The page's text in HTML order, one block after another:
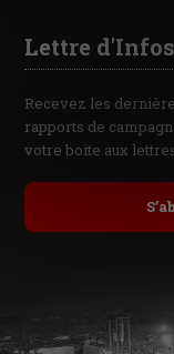
Lettre d'Infos
Recevez les
rapports de
votre boite aux